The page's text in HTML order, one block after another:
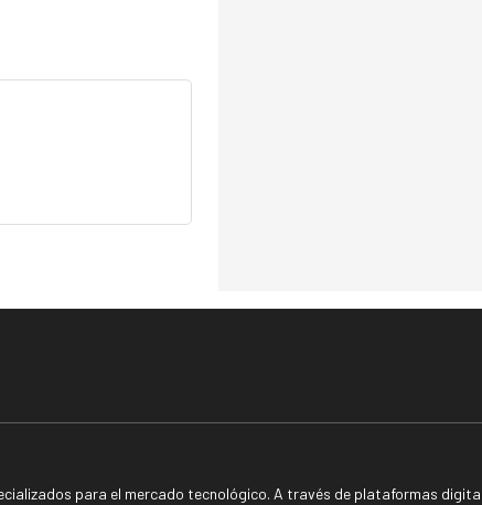
para el mercado tecnológico. A través de plataformas